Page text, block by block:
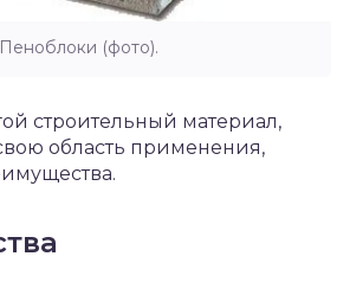
Пеноблоки (фото).
строительный материал,
область применения,